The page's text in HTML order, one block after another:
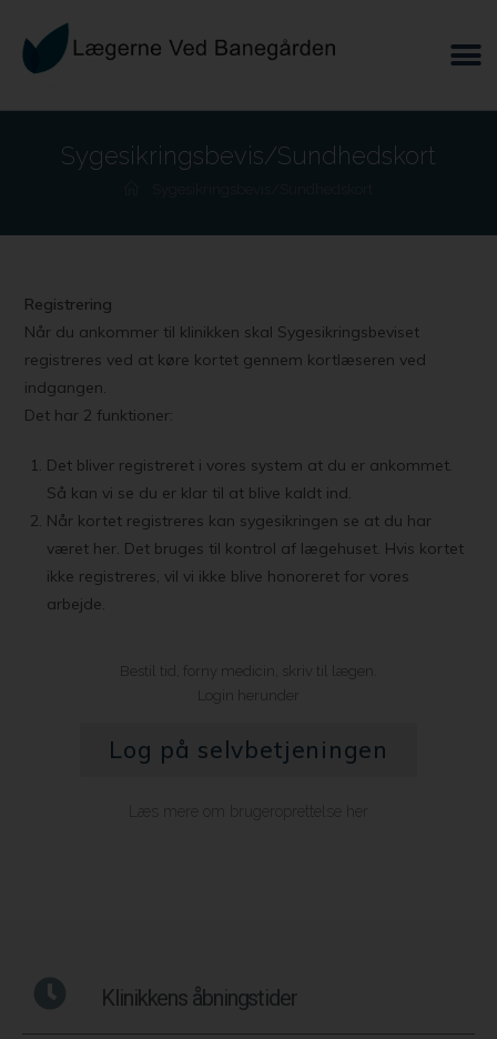
Sygesikringsbevis/Sundhedskort
Registrering
Når du ankommer til klinikken skal Sygesikringsbeviset
registreres ved at køre kortet gennem kortlæseren ved
indgangen.
Det har 2 funktioner:
Det bliver registreret i vores system at du er ankommet.
Så kan vi se du er klar til at blive kaldt ind.
Når kortet registreres kan sygesikringen se at du har
været her. Det bruges til kontrol af lægehuset. Hvis kortet
ikke registreres, vil vi ikke blive honoreret for vores
arbejde.
Bestil tid, forny medicin, skriv til lægen.
Login herunder
Log på selvbetjeningen
Læs mere om brugeroprettelse her
Klinikkens åbningstider